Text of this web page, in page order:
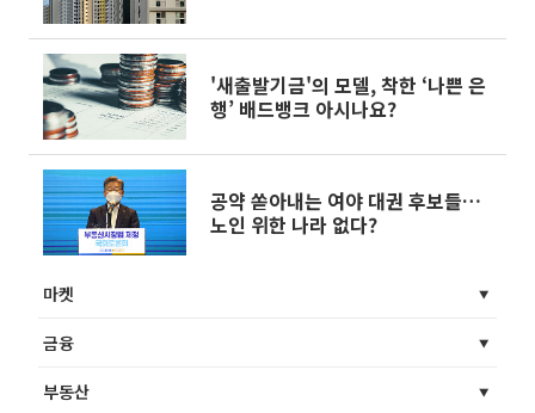
'새출발기금'의 모델, 착한 ‘나쁜 은
행’ 배드뱅크 아시나요?
공약 쏟아내는 여야 대권 후보들…
노인 위한 나라 없다?
마켓
금융
부동산